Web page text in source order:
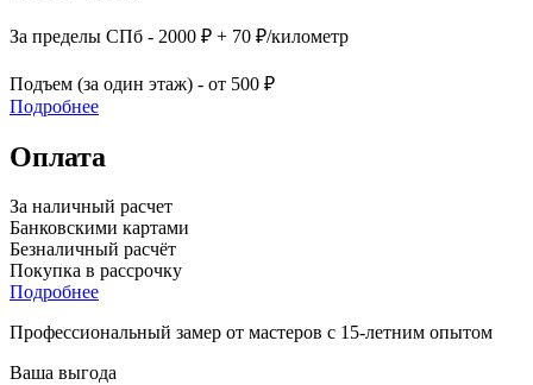
За пределы СПб - 2000 ₽ + 70 ₽/километр
Подъем (за один этаж) - от 500 ₽
Подробнее
Оплата
За наличный расчет
Банковскими картами
Безналичный расчёт
Покупка в рассрочку
Подробнее
Профессиональный замер от мастеров с 15-летним опытом
Ваша выгода